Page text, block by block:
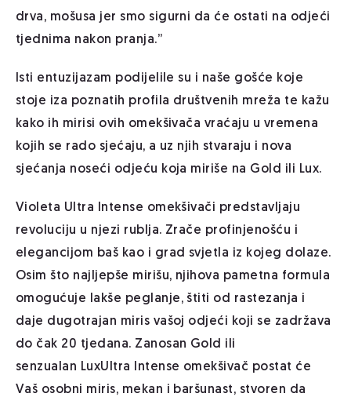
drva, mošusa jer smo sigurni da će ostati na odjeći
tjednima nakon pranja.”
Isti entuzijazam podijelile su i naše gošće koje
stoje iza poznatih profila društvenih mreža te kažu
kako ih mirisi ovih omekšivača vraćaju u vremena
kojih se rado sjećaju, a uz njih stvaraju i nova
sjećanja noseći odjeću koja miriše na Gold ili Lux.
Violeta Ultra Intense omekšivači predstavljaju
revoluciju u njezi rublja. Zrače profinjenošću i
elegancijom baš kao i grad svjetla iz kojeg dolaze.
Osim što najljepše mirišu, njihova pametna formula
omogućuje lakše peglanje, štiti od rastezanja i
daje dugotrajan miris vašoj odjeći koji se zadržava
do čak 20 tjedana. Zanosan Gold ili
senzualan LuxUltra Intense omekšivač postat će
Vaš osobni miris, mekan i baršunast, stvoren da